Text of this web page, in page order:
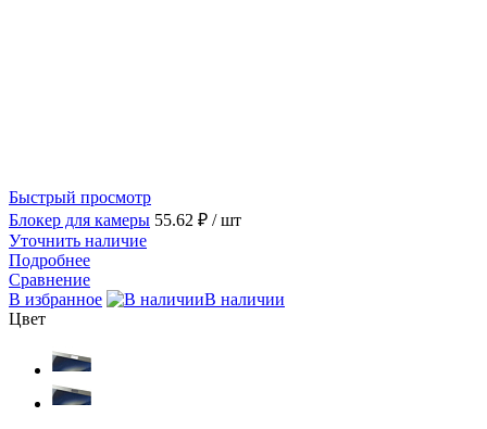
Быстрый просмотр
Блокер для камеры 55.62 ₽ / шт
Уточнить наличие
Подробнее
Сравнение
В избранное
В наличии
Цвет